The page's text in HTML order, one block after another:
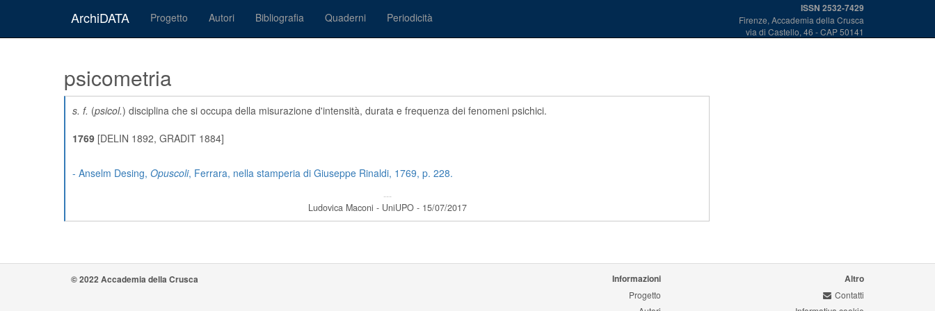
ArchiDATA Progetto Autori Bibliografia Quaderni Periodicità
ISSN 2532-7429
Firenze, Accademia della Crusca
via di Castello, 46 - CAP 50141
psicometria
s. f. (psicol.) disciplina che si occupa della misurazione d'intensità, durata e frequenza dei fenomeni psichici.
1769 [DELIN 1892, GRADIT 1884]
- Anselm Desing, Opuscoli, Ferrara, nella stamperia di Giuseppe Rinaldi, 1769, p. 228.
---
Ludovica Maconi - UniUPO - 15/07/2017
© 2022 Accademia della Crusca Informazioni
Progetto
Altro
Contatti